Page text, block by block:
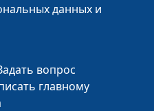
Даниил
Звездина, Сергей
Анна Егорова,
данных и
вопрос
главному